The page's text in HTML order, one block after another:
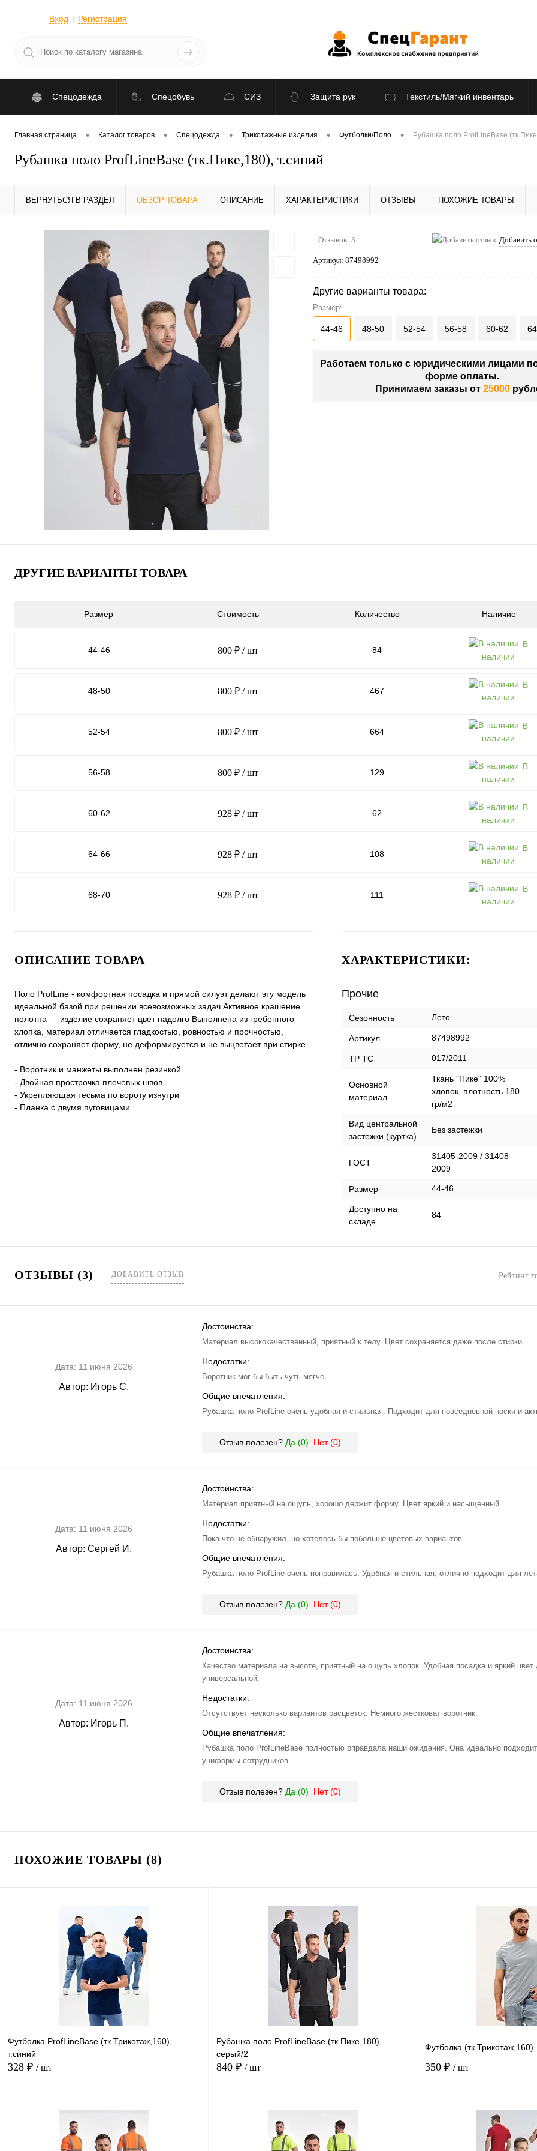
Вход Регистрация
Спецодежда Спецобувь СИЗ Защита рук Текстиль/Мягкий инвентарь
По отраслям Распродажа
Главная страница • Каталог товаров • Спецодежда • Трикотажные изделия • Футболки/Поло • Рубашка поло ProfLineBase
Рубашка поло ProfLineBase (тк.Пике,180), т.синий
ВЕРНУТЬСЯ В РАЗДЕЛ ОБЗОР ТОВАРА ОПИСАНИЕ ХАРАКТЕРИСТИКИ ОТЗЫВЫ ПОХОЖИЕ ТОВАРЫ
Отзывов: 3 Добавить
Артикул: 87498992
Другие варианты товара:
Размер:
44-46 48-50 52-54 56-58 60-62
Работаем только с юридическими лицами
форме оплаты.
Принимаем заказы от 25000
ДРУГИЕ ВАРИАНТЫ ТОВАРА
Размер Стоимость Количество Наличие
44-46 800 ₽ / шт 84
В
наличии
48-50 800 ₽ / шт 467
В
наличии
52-54 800 ₽ / шт 664
В
наличии
56-58 800 ₽ / шт 129
В
наличии
60-62 928 ₽ / шт 62
В
наличии
64-66 928 ₽ / шт 108
В
наличии
68-70 928 ₽ / шт 111
В
наличии
ОПИСАНИЕ ТОВАРА
Поло ProfLine - комфортная посадка и прямой силуэт делают эту модель
идеальной базой при решении всевозможных задач Активное крашение
полотна — изделие сохраняет цвет надолго Выполнена из гребенного
хлопка, материал отличается гладкостью, ровностью и прочностью,
отлично сохраняет форму, не деформируется и не выцветает при стирке
- Воротник и манжеты выполнен резинкой
- Двойная прострочка плечевых швов
- Укрепляющая тесьма по вороту изнутри
- Планка с двумя пуговицами
ХАРАКТЕРИСТИКИ:
Прочие
Сезонность Лето
Артикул 87498992
ТР ТС 017/2011
Основной
материал
Ткань "Пике" 100%
хлопок, плотность 180
гр/м2
Вид центральной
застежки (куртка)
Без застежки
ГОСТ
31405-2009 / 31408-
2009
Размер 44-46
Доступно на
складе
84
ОТЗЫВЫ (3) ДОБАВИТЬ ОТЗЫВ Рейтинг
Дата: 11 июня 2026
Автор: Игорь С.
Достоинства:
Материал высококачественный, приятный к телу. Цвет сохраняется даже после стирки.
Недостатки:
Воротник мог бы быть чуть мягче.
Общие впечатления:
Рубашка поло ProfLine очень удобная и стильная. Подходит для повседневной носки и
Отзыв полезен? Да (0) Нет (0)
Дата: 11 июня 2026
Автор: Сергей И.
Достоинства:
Материал приятный на ощупь, хорошо держит форму. Цвет яркий и насыщенный.
Недостатки:
Пока что не обнаружил, но хотелось бы побольше цветовых вариантов.
Общие впечатления:
Рубашка поло ProfLine очень понравилась. Удобная и стильная, отлично подходит для
Отзыв полезен? Да (0) Нет (0)
Дата: 11 июня 2026
Автор: Игорь П.
Достоинства:
Качество материала на высоте, приятный на ощупь хлопок. Удобная посадка и яркий
универсальной.
Недостатки:
Отсутствует несколько вариантов расцветок. Немного жестковат воротник.
Общие впечатления:
Рубашка поло ProfLineBase полностью оправдала наши ожидания. Она идеально
униформы сотрудников.
Отзыв полезен? Да (0) Нет (0)
ПОХОЖИЕ ТОВАРЫ (8)
Футболка ProfLineBase (тк.Трикотаж,160),
т.синий
328 ₽ / шт
Купить в
Рубашка поло ProfLineBase (тк.Пике,180),
серый/2
840 ₽ / шт
Купить в
Футболка
350 ₽ / шт
Купить в